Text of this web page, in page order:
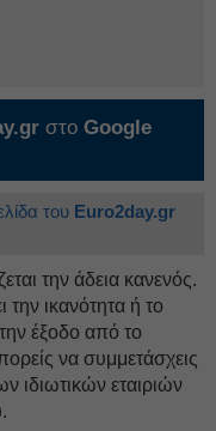
στο Google
του Euro2day.gr
την άδεια κανενός.
την ικανότητα ή το
έξοδο από το
να συμμετάσχεις
ιδιωτικών εταιριών